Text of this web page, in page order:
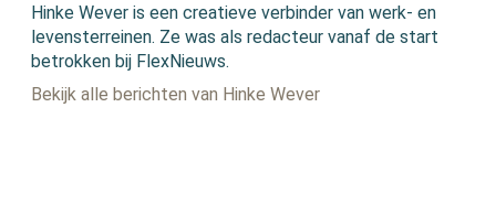
Hinke Wever is een creatieve verbinder van werk- en
levensterreinen. Ze was als redacteur vanaf de start
betrokken bij FlexNieuws.
Bekijk alle berichten van Hinke Wever